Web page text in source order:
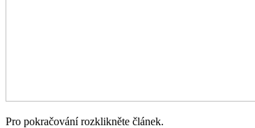
Pro pokračování rozklikněte článek.